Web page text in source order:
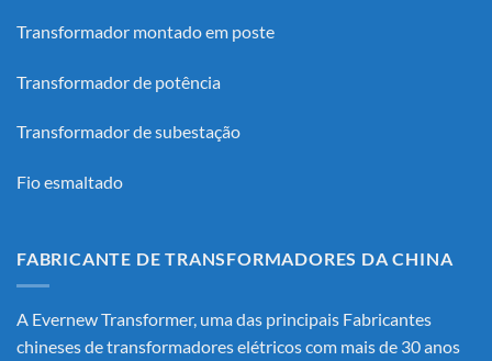
Transformador montado em poste
Transformador de potência
Transformador de subestação
Fio esmaltado
FABRICANTE DE TRANSFORMADORES DA CHINA
A Evernew Transformer, uma das principais Fabricantes
chineses de transformadores elétricoscom mais de 30 anos